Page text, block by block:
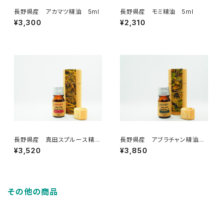
長野県産 アカマツ精油 5ml
¥3,300
長野県産 モミ精油 5ml
¥2,310
長野県産 真田スプルース精
油 5ml
¥3,520
長野県産 アブラチャン精油
5ml
¥3,850
その他の商品